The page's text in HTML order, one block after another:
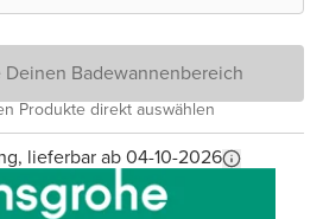
Badewannenbereich
Produkte direkt auswählen
lieferbar ab 04-10-2026